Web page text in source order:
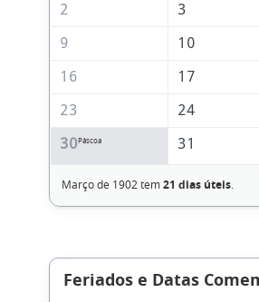
2 3
9 10
16
17
23
24
30Páscoa 31
Março de 1902 tem21 dias úteis.
Feriados e Datas